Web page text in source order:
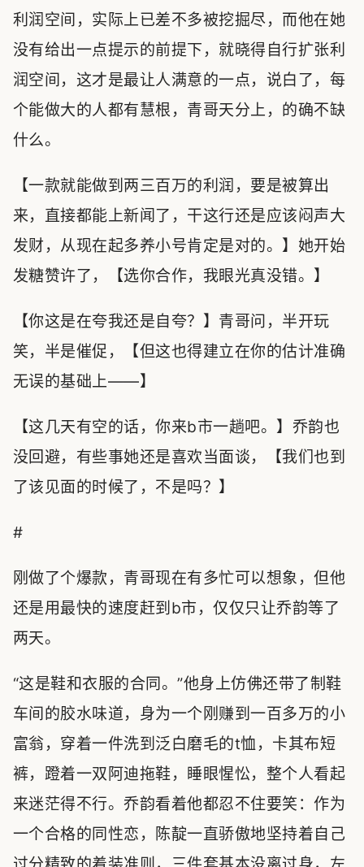
利润空间，实际上已差不多被挖掘尽，而他在她
没有给出一点提示的前提下，就晓得自行扩张利
润空间，这才是最让人满意的一点，说白了，每
个能做大的人都有慧根，青哥天分上，的确不缺
什么。
【一款就能做到两三百万的利润，要是被算出
来，直接都能上新闻了，干这行还是应该闷声大
发财，从现在起多养小号肯定是对的。】她开始
发糖赞许了，【选你合作，我眼光真没错。】
【你这是在夸我还是自夸？】青哥问，半开玩
笑，半是催促，【但这也得建立在你的估计准确
无误的基础上——】
【这几天有空的话，你来b市一趟吧。】乔韵也
没回避，有些事她还是喜欢当面谈，【我们也到
了该见面的时候了，不是吗？】
#
刚做了个爆款，青哥现在有多忙可以想象，但他
还是用最快的速度赶到b市，仅仅只让乔韵等了
两天。
“这是鞋和衣服的合同。”他身上仿佛还带了制鞋
车间的胶水味道，身为一个刚赚到一百多万的小
富翁，穿着一件洗到泛白磨毛的t恤，卡其布短
裤，蹬着一双阿迪拖鞋，睡眼惺忪，整个人看起
来迷茫得不行。乔韵看着他都忍不住要笑：作为
一个合格的同性恋，陈靛一直骄傲地坚持着自己